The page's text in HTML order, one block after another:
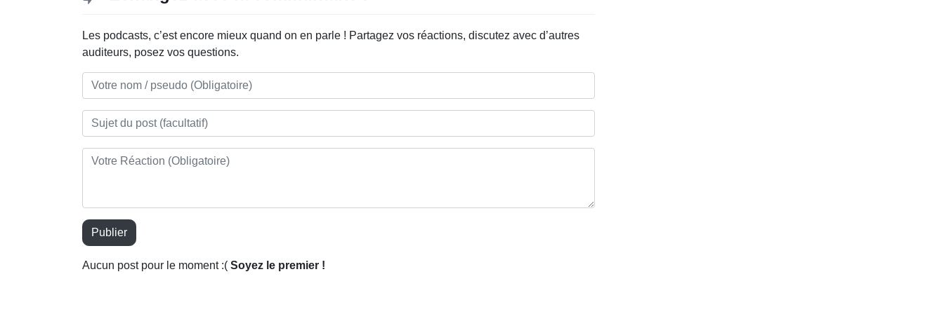
Les podcasts, c’est encore mieux quand on en parle ! Partagez vos réactions, discutez avec d’autres
auditeurs, posez vos questions.
Publier
Aucun post pour le moment :( Soyez le premier !